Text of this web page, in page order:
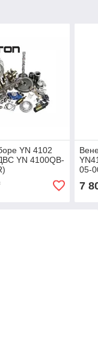
YN 4102
YN 4100QB-
05-
7